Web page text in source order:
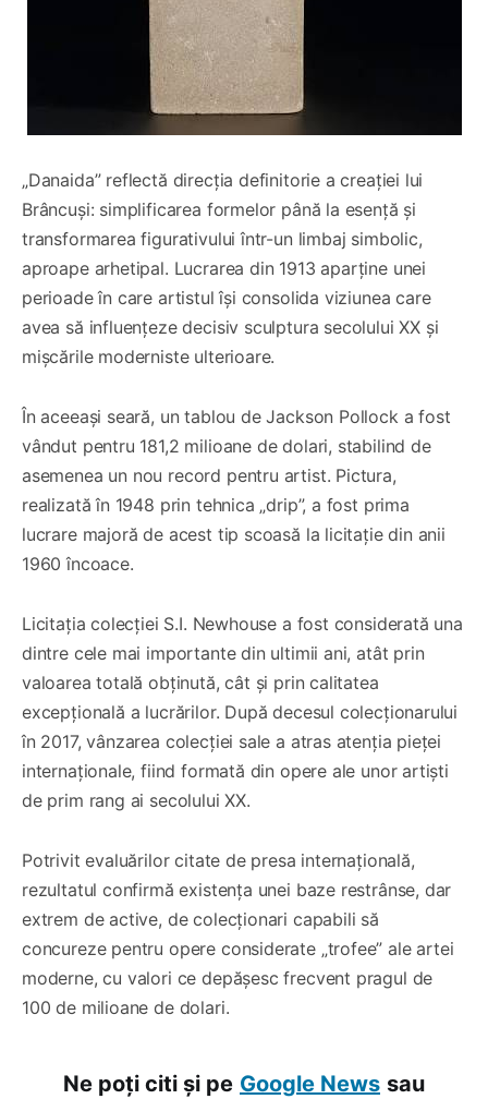
„Danaida” reflectă direcția definitorie a creației lui
Brâncuși: simplificarea formelor până la esență și
transformarea figurativului într-un limbaj simbolic,
aproape arhetipal. Lucrarea din 1913 aparține unei
perioade în care artistul își consolida viziunea care
avea să influențeze decisiv sculptura secolului XX și
mișcările moderniste ulterioare.
În aceeași seară, un tablou de Jackson Pollock a fost
vândut pentru 181,2 milioane de dolari, stabilind de
asemenea un nou record pentru artist. Pictura,
realizată în 1948 prin tehnica „drip”, a fost prima
lucrare majoră de acest tip scoasă la licitație din anii
1960 încoace.
Licitația colecției S.I. Newhouse a fost considerată una
dintre cele mai importante din ultimii ani, atât prin
valoarea totală obținută, cât și prin calitatea
excepțională a lucrărilor. După decesul colecționarului
în 2017, vânzarea colecției sale a atras atenția pieței
internaționale, fiind formată din opere ale unor artiști
de prim rang ai secolului XX.
Potrivit evaluărilor citate de presa internațională,
rezultatul confirmă existența unei baze restrânse, dar
extrem de active, de colecționari capabili să
concureze pentru opere considerate „trofee” ale artei
moderne, cu valori ce depășesc frecvent pragul de
100 de milioane de dolari.
Ne poți citi și pe Google News sau